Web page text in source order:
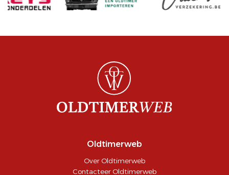
Oldtimerweb
Over Oldtimerweb
Contacteer Oldtimerweb